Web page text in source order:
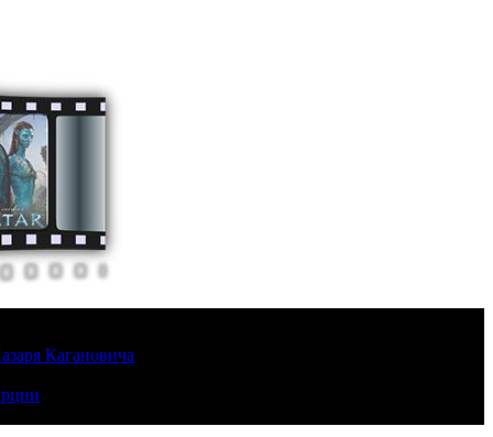
Кагановича